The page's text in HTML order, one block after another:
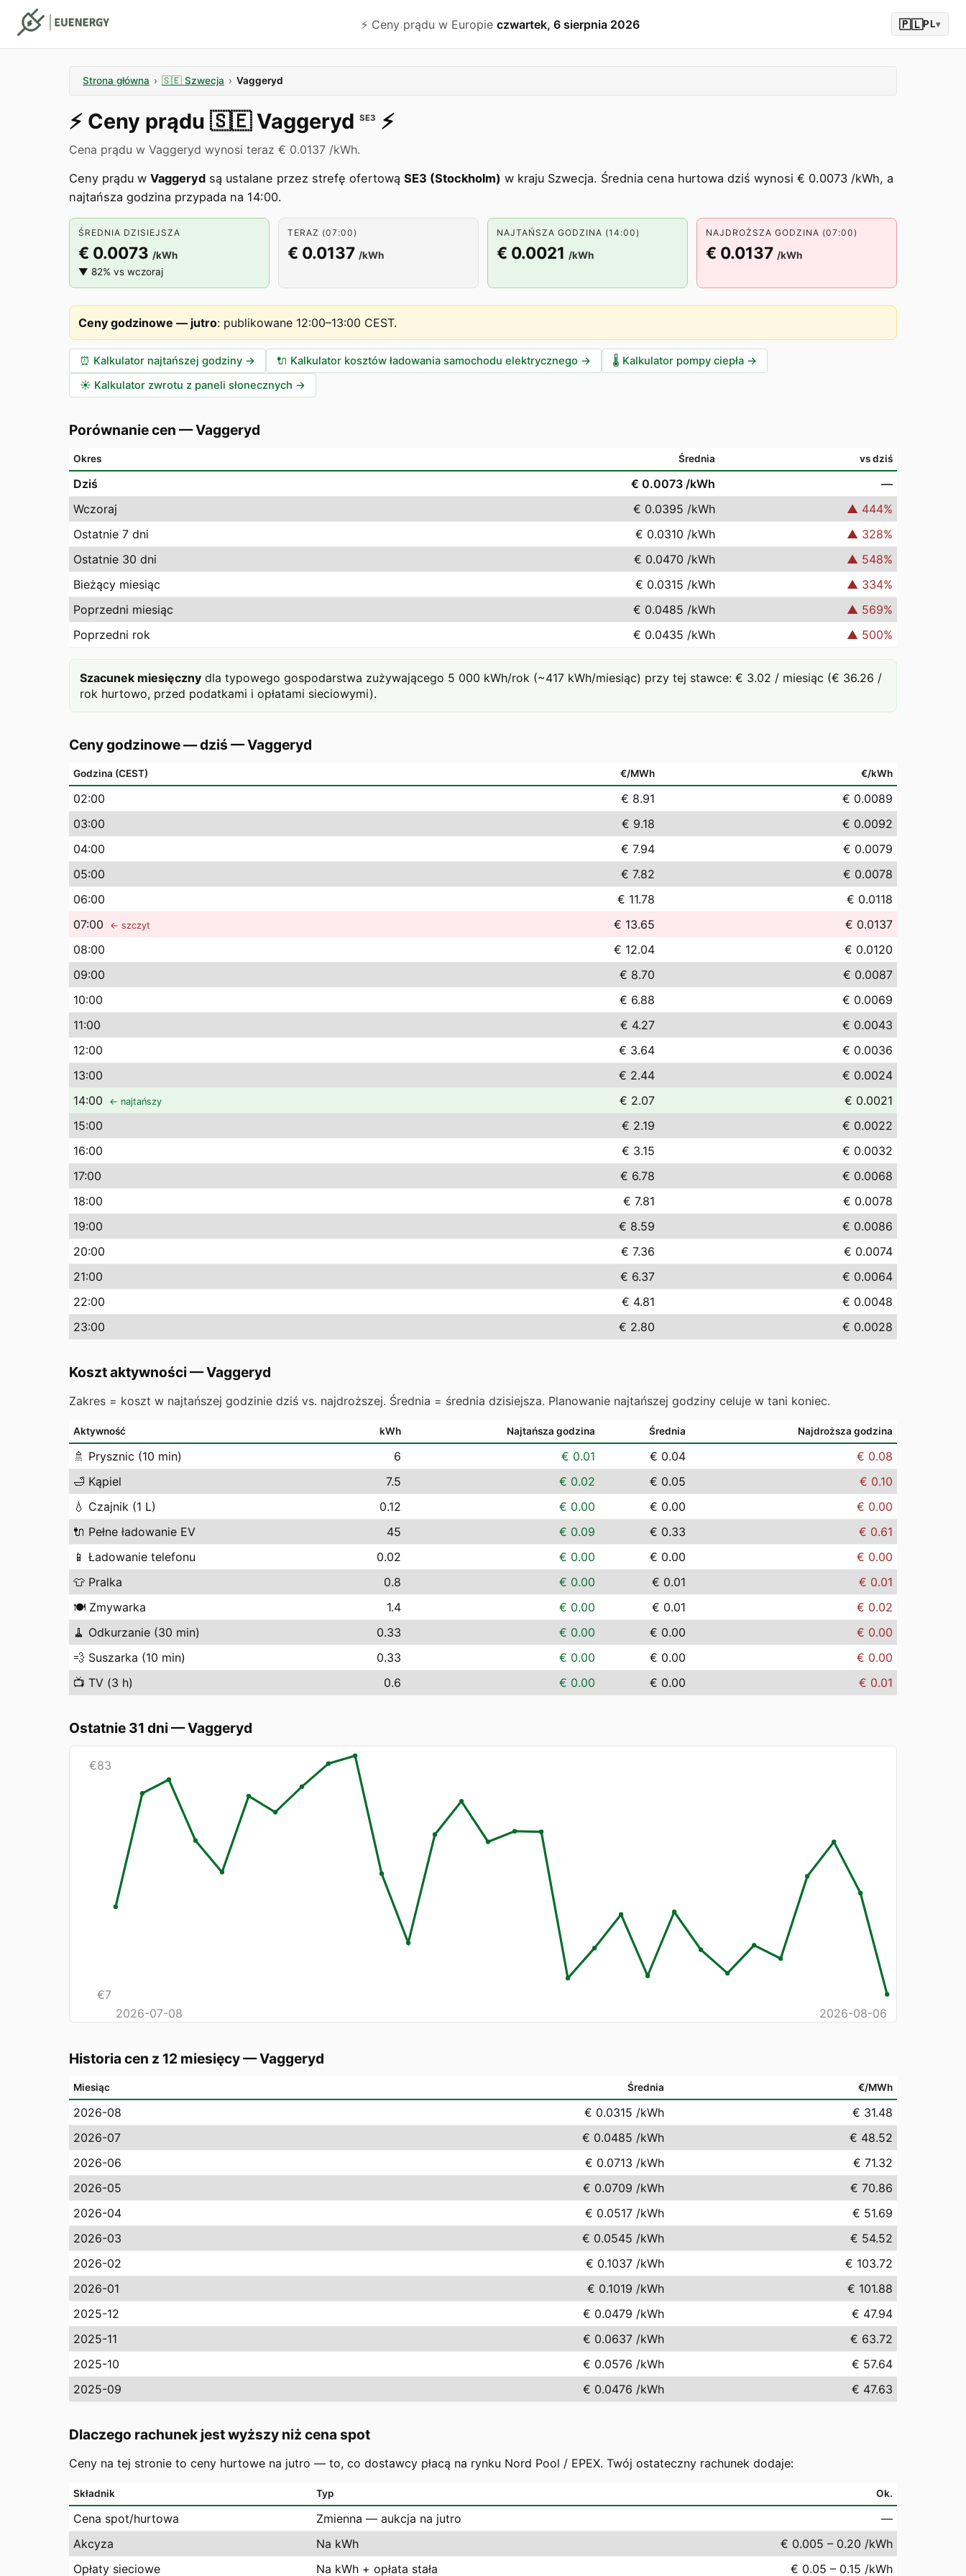
⚡️ Ceny prądu w Europie czwartek, 6 sierpnia 2026 🇵🇱PL▾
Strona główna › 🇸🇪 Szwecja › Vaggeryd
⚡️ Ceny prądu 🇸🇪 Vaggeryd SE3 ⚡️
Cena prądu w Vaggeryd wynosi teraz € 0.0137 /kWh.
Ceny prądu w Vaggeryd są ustalane przez strefę ofertową SE3 (Stockholm) w kraju Szwecja. Średnia cena hurtowa dziś wynosi € 0.0073 /kWh, a
najtańsza godzina przypada na 14:00.
ŚREDNIA DZISIEJSZA
€ 0.0073 /kWh
▼ 82% vs wczoraj
TERAZ (07:00)
€ 0.0137 /kWh
NAJTAŃSZA GODZINA (14:00)
€ 0.0021 /kWh
NAJDROŻSZA GODZINA (07:00)
€ 0.0137 /kWh
Ceny godzinowe — jutro: publikowane 12:00–13:00 CEST.
⏰ Kalkulator najtańszej godziny → 🔌 Kalkulator kosztów ładowania samochodu elektrycznego → 🌡️ Kalkulator pompy ciepła →
☀️ Kalkulator zwrotu z paneli słonecznych →
Porównanie cen —Vaggeryd
Okres Średnia vs dziś
Dziś € 0.0073 /kWh
—
Wczoraj
€ 0.0395 /kWh ▲ 444%
Ostatnie 7 dni
€ 0.0310 /kWh ▲ 328%
Ostatnie 30 dni
€ 0.0470 /kWh ▲ 548%
Bieżący miesiąc
€ 0.0315 /kWh ▲ 334%
Poprzedni miesiąc
€ 0.0485 /kWh ▲ 569%
Poprzedni rok
€ 0.0435 /kWh ▲ 500%
Szacunek miesięczny dla typowego gospodarstwa zużywającego 5 000 kWh/rok (~417 kWh/miesiąc) przy tej stawce: € 3.02 / miesiąc (€ 36.26 /
rok hurtowo, przed podatkami i opłatami sieciowymi).
Ceny godzinowe — dziś —Vaggeryd
Godzina (CEST) €/MWh €/kWh
02:00 € 8.91
€ 0.0089
03:00 € 9.18
€ 0.0092
04:00 € 7.94
€ 0.0079
05:00 € 7.82
€ 0.0078
06:00 € 11.78
€ 0.0118
07:00 ← szczyt € 13.65
€ 0.0137
08:00 € 12.04
€ 0.0120
09:00 € 8.70
€ 0.0087
10:00 € 6.88
€ 0.0069
11:00 € 4.27
€ 0.0043
12:00 € 3.64
€ 0.0036
13:00 € 2.44
€ 0.0024
14:00 ← najtańszy € 2.07
€ 0.0021
15:00 € 2.19
€ 0.0022
16:00 € 3.15
€ 0.0032
17:00 € 6.78
€ 0.0068
18:00 € 7.81
€ 0.0078
19:00 € 8.59
€ 0.0086
20:00 € 7.36
€ 0.0074
21:00 € 6.37
€ 0.0064
22:00 € 4.81
€ 0.0048
23:00 € 2.80 € 0.0028
Koszt aktywności —Vaggeryd
Zakres = koszt w najtańszej godzinie dziś vs. najdroższej. Średnia = średnia dzisiejsza. Planowanie najtańszej godziny celuje w tani koniec.
Aktywność kWh Najtańsza godzina Średnia Najdroższa godzina
🚿 Prysznic (10 min) 6 € 0.01 € 0.04
€ 0.08
🛁 Kąpiel 7.5 € 0.02 € 0.05
€ 0.10
💧 Czajnik (1 L) 0.12 € 0.00 € 0.00
€ 0.00
🔌 Pełne ładowanie EV 45 € 0.09 € 0.33
€ 0.61
📱 Ładowanie telefonu 0.02 € 0.00 € 0.00
€ 0.00
👕 Pralka 0.8 € 0.00 € 0.01
€ 0.01
🍽️ Zmywarka 1.4 € 0.00 € 0.01
€ 0.02
🧹 Odkurzanie (30 min) 0.33 € 0.00 € 0.00
€ 0.00
💨 Suszarka (10 min) 0.33 € 0.00 € 0.00
€ 0.00
📺 TV (3 h) 0.6 € 0.00 € 0.00 € 0.01
Ostatnie 31 dni —Vaggeryd
€83
€7
2026-07-08
2026-08-06
Historia cen z 12 miesięcy—Vaggeryd
Miesiąc Średnia €/MWh
2026-08 € 0.0315 /kWh
€ 31.48
2026-07
€ 0.0485 /kWh
€ 48.52
2026-06
€ 0.0713 /kWh
€ 71.32
2026-05
€ 0.0709 /kWh
€ 70.86
2026-04
€ 0.0517 /kWh
€ 51.69
2026-03
€ 0.0545 /kWh
€ 54.52
2026-02
€ 0.1037 /kWh
€ 103.72
2026-01
€ 0.1019 /kWh
€ 101.88
2025-12
€ 0.0479 /kWh
€ 47.94
2025-11
€ 0.0637 /kWh
€ 63.72
2025-10
€ 0.0576 /kWh
€ 57.64
2025-09
€ 0.0476 /kWh € 47.63
Dlaczego rachunek jest wyższy niż cena spot
Ceny na tej stronie to ceny hurtowe na jutro — to, co dostawcy płacą na rynku Nord Pool / EPEX. Twój ostateczny rachunek dodaje:
Składnik Typ Ok.
Cena spot/hurtowa Zmienna — aukcja na jutro
—
Akcyza
Na kWh
€ 0.005 – 0.20 /kWh
Opłaty sieciowe
Na kWh + opłata stała € 0.05 – 0.15 /kWh